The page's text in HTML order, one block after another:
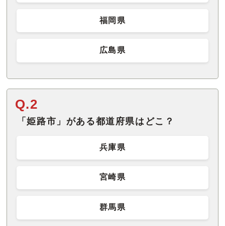
福岡県
広島県
Q.2
「姫路市」がある都道府県はどこ？
兵庫県
宮崎県
群馬県